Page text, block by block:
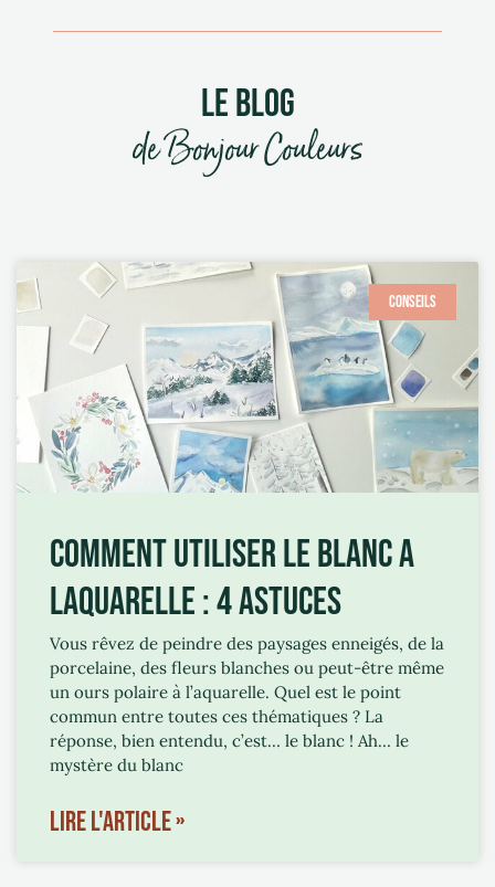
LE BLOG
de Bonjour Couleurs
CONSEILS
COMMENT UTILISER LE BLANC A
LAQUARELLE : 4 ASTUCES
Vous rêvez de peindre des paysages enneigés, de la
porcelaine, des fleurs blanches ou peut-être même
un ours polaire à l’aquarelle. Quel est le point
commun entre toutes ces thématiques ? La
réponse, bien entendu, c’est… le blanc ! Ah… le
mystère du blanc
LIRE L'ARTICLE »